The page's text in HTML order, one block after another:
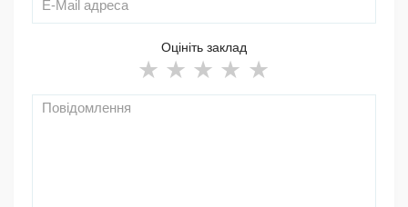
Оцініть заклад